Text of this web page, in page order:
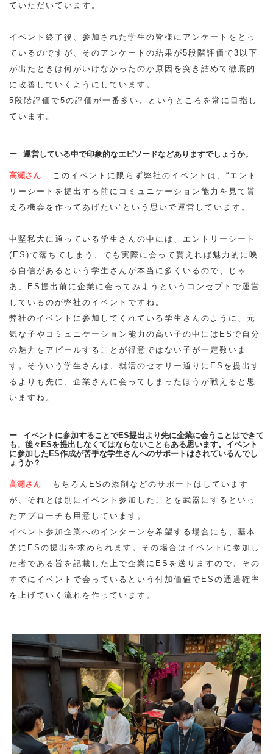
ていただいています。
イベント終了後、参加された学生の皆様にアンケートをとっ
ているのですが、そのアンケートの結果が5段階評価で3以下
が出たときは何がいけなかったのか原因を突き詰めて徹底的
に改善していくようにしています。
5段階評価で5の評価が一番多い、というところを常に目指し
ています。
運営している中で印象的なエピソードなどありますでしょうか。
高瀬さん
このイベントに限らず弊社のイベントは、“エント
リーシートを提出する前にコミュニケーション能力を見て貰
える機会を作ってあげたい”という思いで運営しています。
中堅私大に通っている学生さんの中には、エントリーシート
(ES)で落ちてしまう、でも実際に会って貰えれば魅力的に映
る自信があるという学生さんが本当に多くいるので、じゃ
あ、ES提出前に企業に会ってみようというコンセプトで運営
しているのが弊社のイベントですね。
弊社のイベントに参加してくれている学生さんのように、元
気な子やコミュニケーション能力の高い子の中にはESで自分
の魅力をアピールすることが得意ではない子が一定数いま
す。そういう学生さんは、就活のセオリー通りにESを提出す
るよりも先に、企業さんに会ってしまったほうが戦えると思
いますね。
イベントに参加することでES提出より先に企業に会うことはできて
も、後々ESを提出しなくてはならないこともある思います。イベント
に参加したES作成が苦手な学生さんへのサポートはされているんでし
ょうか？
高瀬さん
もちろんESの添削などのサポートはしています
が、それとは別にイベント参加したことを武器にするといっ
たアプローチも用意しています。
イベント参加企業へのインターンを希望する場合にも、基本
的にESの提出を求められます。その場合はイベントに参加し
た者である旨を記載した上で企業にESを送りますので、その
すでにイベントで会っているという付加価値でESの通過確率
を上げていく流れを作っています。